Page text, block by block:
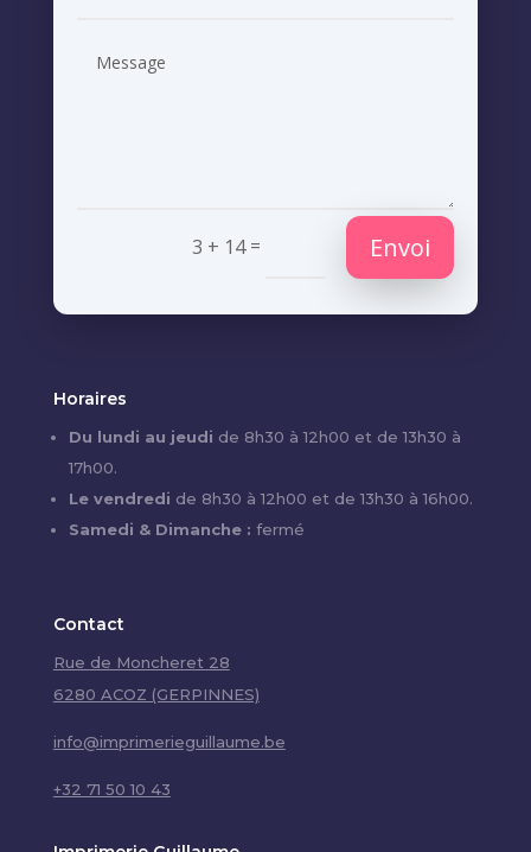
3 + 14= Envoi
Horaires
Du lundi au jeudi de 8h30 à 12h00 et de 13h30 à
17h00.
Le vendredi de 8h30 à 12h00 et de 13h30 à 16h00.
Samedi & Dimanche : fermé
Contact
Rue de Moncheret 28
6280 ACOZ (GERPINNES)
info@imprimerieguillaume.be
+32 71 50 10 43